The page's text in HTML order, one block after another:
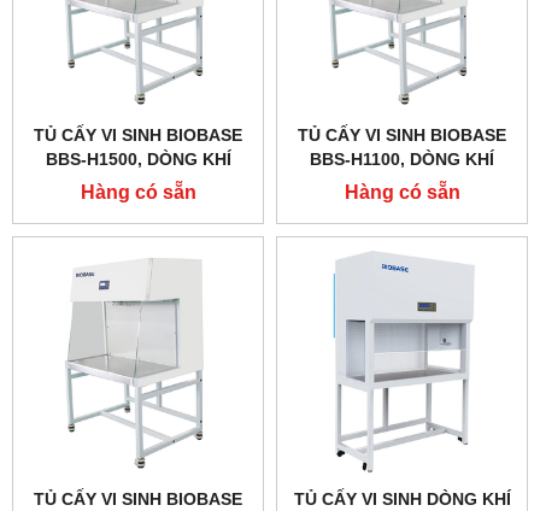
TỦ CẤY VI SINH BIOBASE
BBS-H1500, DÒNG KHÍ
THỔI NGANG
Hàng có sẵn
TỦ CẤY VI SINH BIOBASE
BBS-H1100, DÒNG KHÍ
THỔI NGANG
Hàng có sẵn
TỦ CẤY VI SINH BIOBASE
TỦ CẤY VI SINH DÒNG KHÍ